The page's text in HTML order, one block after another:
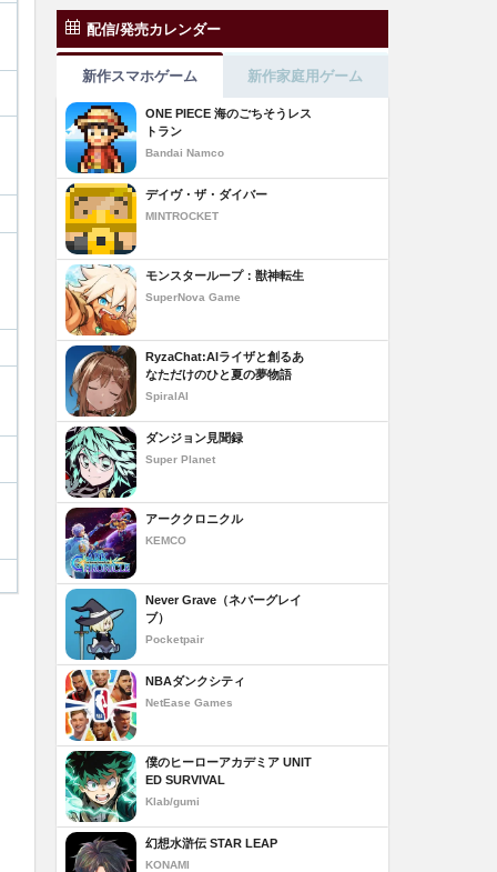
配信/発売カレンダー
新作スマホゲーム 新作家庭用ゲーム
ONE PIECE 海のごちそうレス
トラン
Bandai Namco
デイヴ・ザ・ダイバー
MINTROCKET
モンスターループ：獣神転生
SuperNova Game
RyzaChat:AIライザと創るあ
なただけのひと夏の夢物語
SpiralAI
ダンジョン見聞録
Super Planet
アーククロニクル
KEMCO
Never Grave（ネバーグレイ
ブ）
Pocketpair
NBAダンクシティ
NetEase Games
僕のヒーローアカデミア UNIT
ED SURVIVAL
Klab/gumi
幻想水滸伝 STAR LEAP
KONAMI